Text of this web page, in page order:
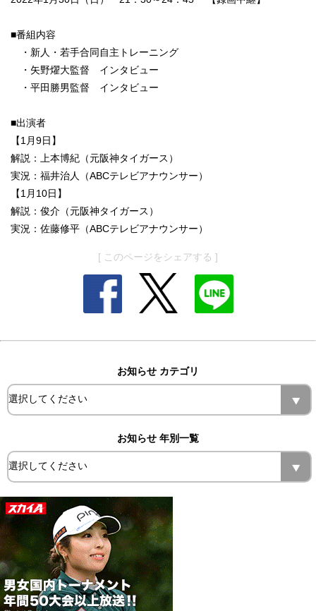
■番組内容
・新人・若手合同自主トレーニング
・矢野燿大監督 インタビュー
・平田勝男監督 インタビュー
■出演者
【1月9日】
解説：上本博紀（元阪神タイガース）
実況：福井治人（ABCテレビアナウンサー）
【1月10日】
解説：俊介（元阪神タイガース）
実況：佐藤修平（ABCテレビアナウンサー）
[ このページをシェアする ]
お知らせ カテゴリ
お知らせ 年別一覧